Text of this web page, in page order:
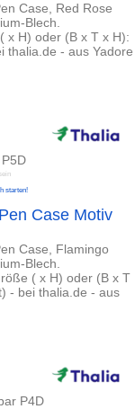
Case, Red Rose
Blech.
x H) oder (B x T x H):
thalia.de - aus Yadore
starten!
Case Motiv
Case, Flamingo
Blech.
( x H) oder (B x T
- bei thalia.de - aus
P4D